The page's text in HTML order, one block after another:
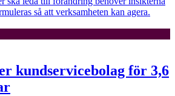
så att verksamheten kan agera.
kundservicebolag för 3,6